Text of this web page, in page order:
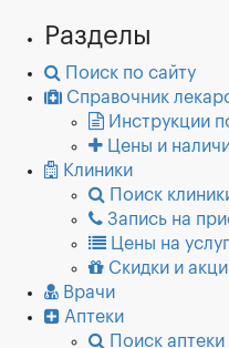
Разделы
Поиск по сайту
Справочник
Инструкции
Цены и
Клиники
Поиск
Запись на
Цены на
Скидки и
Врачи
Аптеки
Поиск аптеки